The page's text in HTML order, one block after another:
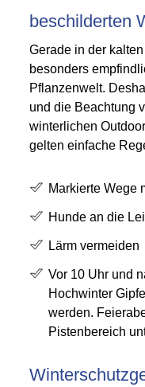
beschilderten
Gerade in der
besonders
Pflanzenwelt.
und die Beachtung
winterlichen
gelten einfache
Markierte Wege
Hunde an die
Lärm vermeiden
Vor 10 Uhr und
Hochwinter
werden.
Pistenbereich